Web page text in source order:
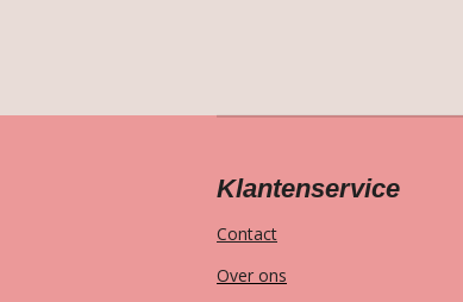
Klantenservice
Contact
Over ons